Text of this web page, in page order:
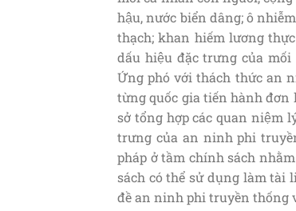
hậu, nước biển dâng; ô
thạch; khan hiếm lương
dấu hiệu đặc trưng của
Ứng phó với thách thức an
từng quốc gia tiến hành đơn
sở tổng hợp các quan niệm
trưng của an ninh phi
pháp ở tầm chính sách
sách có thể sử dụng làm tài
đề an ninh phi truyền thống